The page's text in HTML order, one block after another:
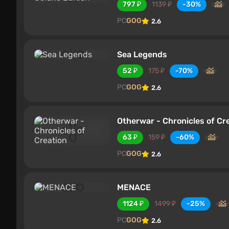
797 ₽ 1139 ₽
-30%
PCGOG 2.6
Sea Legends
52 ₽ 175 ₽
-70%
PCGOG 2.6
Otherwar - Chronicles of
63 ₽ 159 ₽
-60%
PCGOG 2.6
MENACE
1124 ₽ 1499 ₽
-25%
PCGOG 2.6